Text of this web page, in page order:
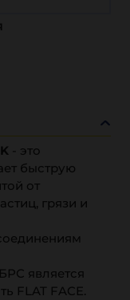
- это
быструю
от
грязи и
является
FLAT FACE.